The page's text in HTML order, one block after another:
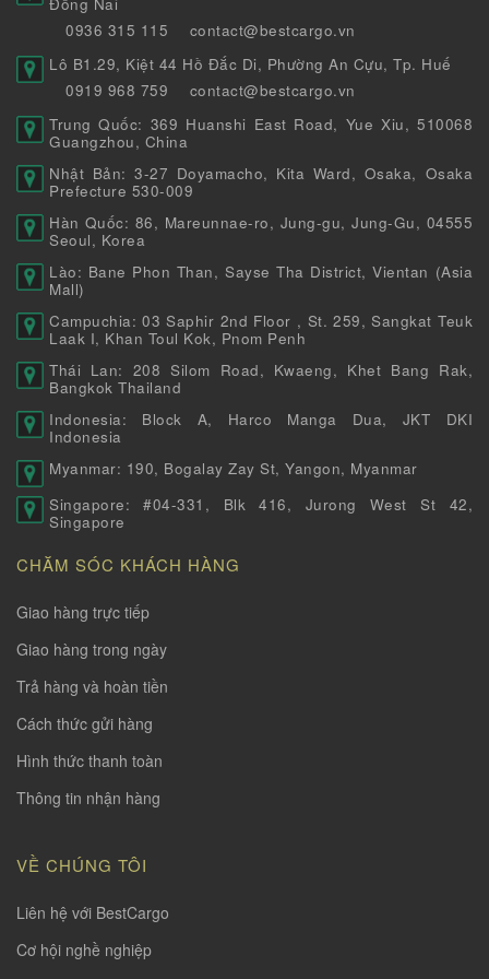
0936 315 115
contact@bestcargo.vn
Lô B1.29, Kiệt 44 Hồ Đắc Di, Phường An Cựu, Tp. Huế
0919 968 759
contact@bestcargo.vn
Trung Quốc: 369 Huanshi East Road, Yue Xiu, 510068
Guangzhou, China
Nhật Bản: 3-27 Doyamacho, Kita Ward, Osaka, Osaka
Prefecture 530-009
Hàn Quốc: 86, Mareunnae-ro, Jung-gu, Jung-Gu, 04555
Seoul, Korea
Lào: Bane Phon Than, Sayse Tha District, Vientan (Asia
Mall)
Campuchia: 03 Saphir 2nd Floor , St. 259, Sangkat Teuk
Laak I, Khan Toul Kok, Pnom Penh
Thái Lan: 208 Silom Road, Kwaeng, Khet Bang Rak,
Bangkok Thailand
Indonesia: Block A, Harco Manga Dua, JKT DKI
Indonesia
Myanmar: 190, Bogalay Zay St, Yangon, Myanmar
Singapore: #04-331, Blk 416, Jurong West St 42,
Singapore
CHĂM SÓC KHÁCH HÀNG
Giao hàng trực tiếp
Giao hàng trong ngày
Trả hàng và hoàn tiền
Cách thức gửi hàng
Hình thức thanh toàn
Thông tin nhận hàng
VỀ CHÚNG TÔI
Liên hệ với BestCargo
Cơ hội nghề nghiệp